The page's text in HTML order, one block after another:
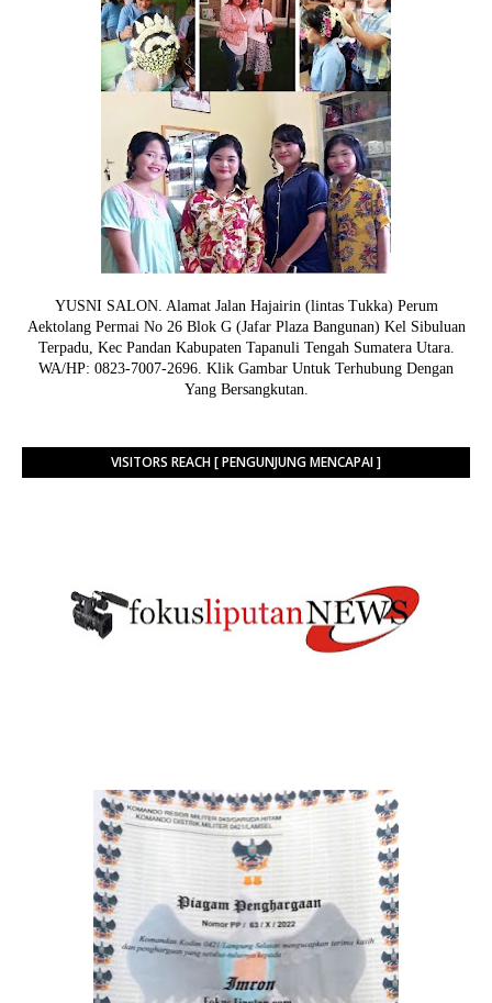
YUSNI SALON. Alamat Jalan Hajairin (lintas Tukka) Perum
Aektolang Permai No 26 Blok G (Jafar Plaza Bangunan) Kel Sibuluan
Terpadu, Kec Pandan Kabupaten Tapanuli Tengah Sumatera Utara.
WA/HP: 0823-7007-2696. Klik Gambar Untuk Terhubung Dengan
Yang Bersangkutan.
VISITORS REACH [ PENGUNJUNG MENCAPAI ]